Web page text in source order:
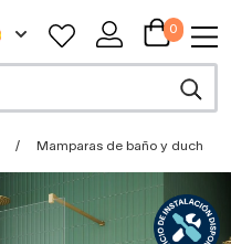
0
Mamparas de baño y ducha a